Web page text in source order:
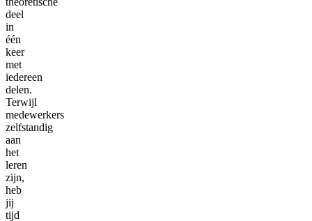
deel
in
één
keer
met
iedereen
delen.
Terwijl
medewerkers
zelfstandig
aan
het
leren
zijn,
heb
jij
tijd